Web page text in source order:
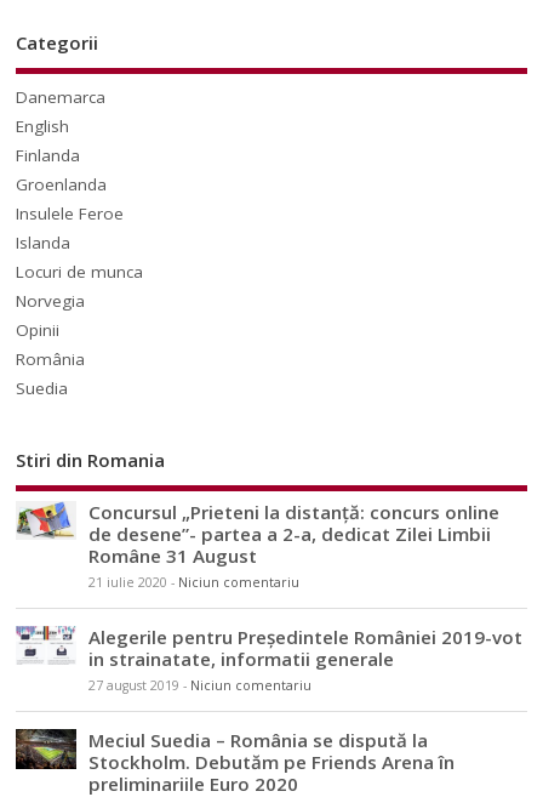
Categorii
Danemarca
English
Finlanda
Groenlanda
Insulele Feroe
Islanda
Locuri de munca
Norvegia
Opinii
România
Suedia
Stiri din Romania
Concursul „Prieteni la distanță: concurs online
de desene”- partea a 2-a, dedicat Zilei Limbii
Române 31 August
21 iulie 2020 - Niciun comentariu
Alegerile pentru Președintele României 2019-vot
in strainatate, informatii generale
27 august 2019 - Niciun comentariu
Meciul Suedia – România se dispută la
Stockholm. Debutăm pe Friends Arena în
preliminariile Euro 2020